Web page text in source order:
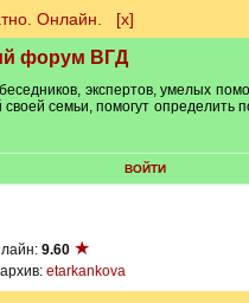
Онлайн. [х]
форум ВГД
экспертов, умелых
семьи, помогут
ВОЙТИ
9.60 ★
etarkankova